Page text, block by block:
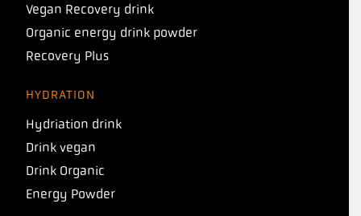
Vegan Recovery drink
Organic energy drink powder
Recovery Plus
HYDRATION
Hydriation drink
Drink vegan
Drink Organic
Energy Powder